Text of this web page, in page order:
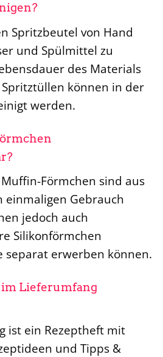
Spritzbeutel von Hand
und Spülmittel zu
des Materials
können in der
werden.
Förmchen sind aus
einmaligen Gebrauch
jedoch auch
Silikonförmchen
separat erwerben können.
Lieferumfang
ist ein Rezeptheft mit
und Tipps &